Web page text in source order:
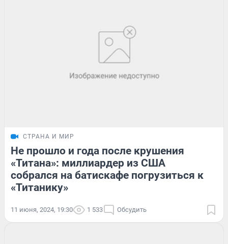
СТРАНА И МИР
Не прошло и года после крушения
«Титана»: миллиардер из США
собрался на батискафе погрузиться к
«Титанику»
11 июня, 2024, 19:30 1 533 Обсудить